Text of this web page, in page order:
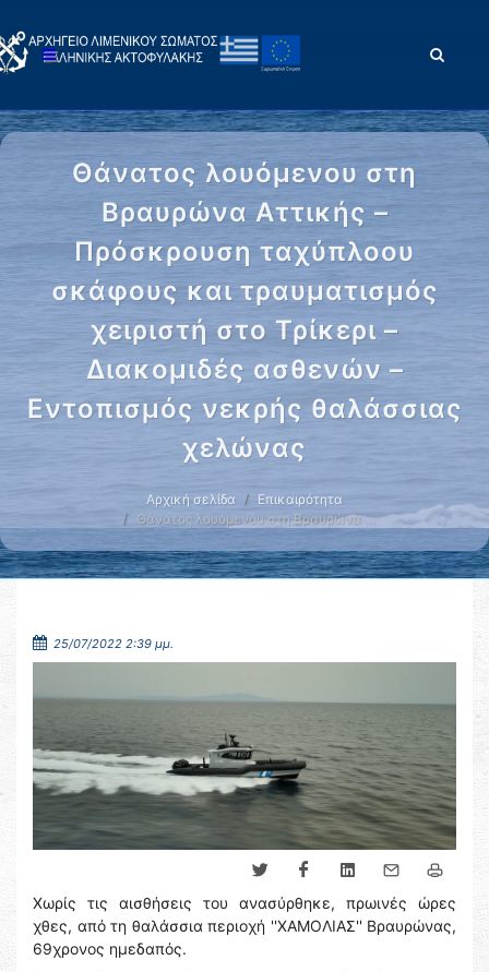
Θάνατος λουόμενου στη
Βραυρώνα Αττικής –
Πρόσκρουση ταχύπλοου
σκάφους και τραυματισμός
χειριστή στο Τρίκερι –
Διακομιδές ασθενών –
Εντοπισμός νεκρής θαλάσσιας
χελώνας
Αρχική σελίδα
Επικαιρότητα
Θάνατος λουόμενου στη Βραυρώνα …
25/07/2022 2:39 μμ.
Χωρίς τις αισθήσεις του ανασύρθηκε, πρωινές ώρες
χθες, από τη θαλάσσια περιοχή ''ΧΑΜΟΛΙΑΣ'' Βραυρώνας,
69χρονος ημεδαπός.